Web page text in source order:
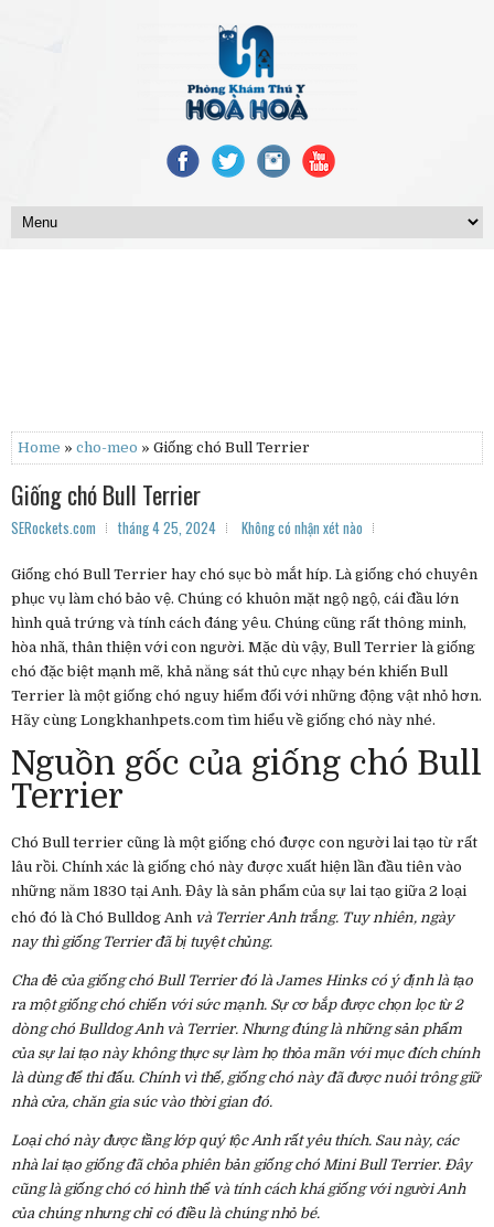
Home » cho-meo » Giống chó Bull Terrier
Giống chó Bull Terrier
SERockets.com tháng 4 25, 2024 Không có nhận xét nào
Giống chó Bull Terrier hay chó sục bò mắt híp. Là giống chó chuyên
phục vụ làm chó bảo vệ. Chúng có khuôn mặt ngộ ngộ, cái đầu lớn
hình quả trứng và tính cách đáng yêu. Chúng cũng rất thông minh,
hòa nhã, thân thiện với con người. Mặc dù vậy, Bull Terrier là giống
chó đặc biệt mạnh mẽ, khả năng sát thủ cực nhạy bén khiến Bull
Terrier là một giống chó nguy hiểm đối với những động vật nhỏ hơn.
Hãy cùng Longkhanhpets.com tìm hiểu về giống chó này nhé.
Nguồn gốc của giống chó Bull
Terrier
Chó Bull terrier cũng là một giống chó được con người lai tạo từ rất
lâu rồi. Chính xác là giống chó này được xuất hiện lần đầu tiên vào
những năm 1830 tại Anh. Đây là sản phẩm của sự lai tạo giữa 2 loại
chó đó là Chó Bulldog Anh và Terrier Anh trắng. Tuy nhiên, ngày
nay thì giống Terrier đã bị tuyệt chủng.
Cha đẻ của giống chó Bull Terrier đó là James Hinks có ý định là tạo
ra một giống chó chiến với sức mạnh. Sự cơ bắp được chọn lọc từ 2
dòng chó Bulldog Anh và Terrier. Nhưng đúng là những sản phẩm
của sự lai tạo này không thực sự làm họ thỏa mãn với mục đích chính
là dùng để thi đấu. Chính vì thế, giống chó này đã được nuôi trông giữ
nhà cửa, chăn gia súc vào thời gian đó.
Loại chó này được tầng lớp quý tộc Anh rất yêu thích. Sau này, các
nhà lai tạo giống đã chỏa phiên bản giống chó Mini Bull Terrier. Đây
cũng là giống chó có hình thể và tính cách khá giống với người Anh
của chúng nhưng chỉ có điều là chúng nhỏ bé.